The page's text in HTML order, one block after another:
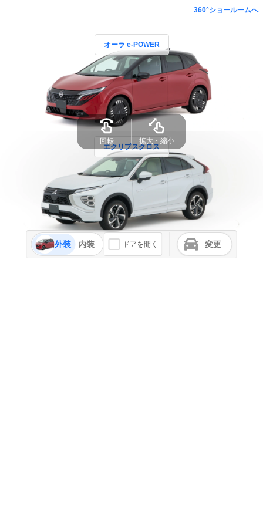
360°ショールームへ
オーラ e-POWER
エクリプスクロス
外装 内装 ドアを開く 変更
回転 拡大・縮小